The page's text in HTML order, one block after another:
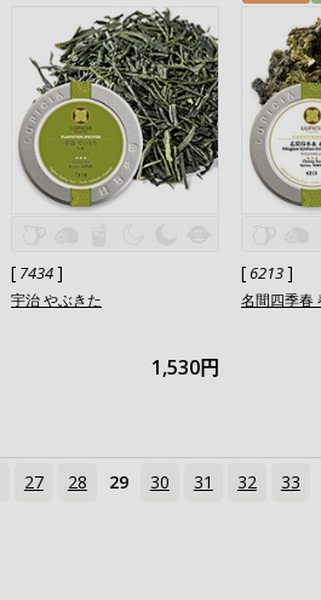
[ 7434]
宇治 やぶきた
1,530円
[6213]
名間四季春
27 28 29 30 31 32 33